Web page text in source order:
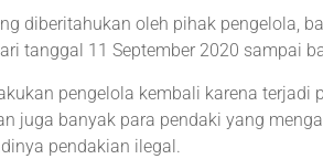
diberitahukan oleh pihak pengelola,
tanggal 11 September 2020 sampai
pengelola kembali karena
juga banyak para pendaki yang
pendakian ilegal.